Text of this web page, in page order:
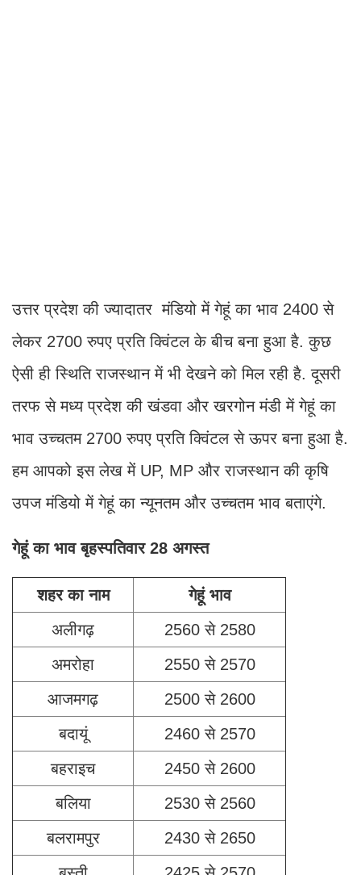
उत्तर प्रदेश की ज्यादातर मंडियो में गेहूं का भाव 2400 से
लेकर 2700 रुपए प्रति क्विंटल के बीच बना हुआ है. कुछ
ऐसी ही स्थिति राजस्थान में भी देखने को मिल रही है. दूसरी
तरफ से मध्य प्रदेश की खंडवा और खरगोन मंडी में गेहूं का
भाव उच्चतम 2700 रुपए प्रति क्विंटल से ऊपर बना हुआ है.
हम आपको इस लेख में UP, MP और राजस्थान की कृषि
उपज मंडियो में गेहूं का न्यूनतम और उच्चतम भाव बताएंगे.
गेहूं का भाव बृहस्पतिवार 28 अगस्त
शहर का नाम
गेहूं भाव
अलीगढ़
2560 से 2580
अमरोहा
2550 से 2570
आजमगढ़
2500 से 2600
बदायूं
2460 से 2570
बहराइच
2450 से 2600
बलिया
2530 से 2560
बलरामपुर
2430 से 2650